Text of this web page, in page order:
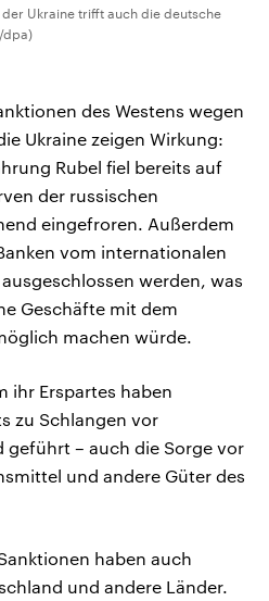
Ukraine trifft auch die deutsche
dpa)
des Westens wegen
Ukraine zeigen Wirkung:
Rubel fiel bereits auf
der russischen
eingefroren. Außerdem
vom internationalen
werden, was
Geschäfte mit dem
machen würde.
ihr Erspartes haben
zu Schlangen vor
geführt – auch die Sorge vor
und andere Güter des
haben auch
und andere Länder.